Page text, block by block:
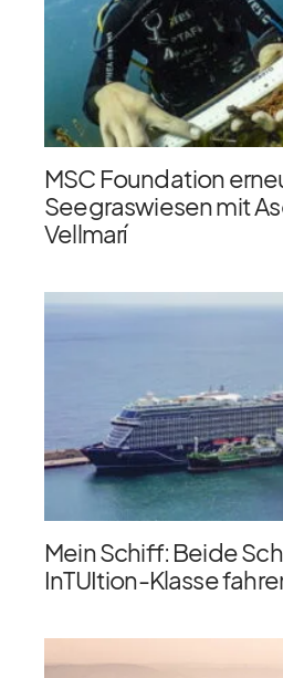
MSC Foundation
Seegraswiesen mit
Vellmarí
Mein Schiff: Beide
InTUItion-Klasse